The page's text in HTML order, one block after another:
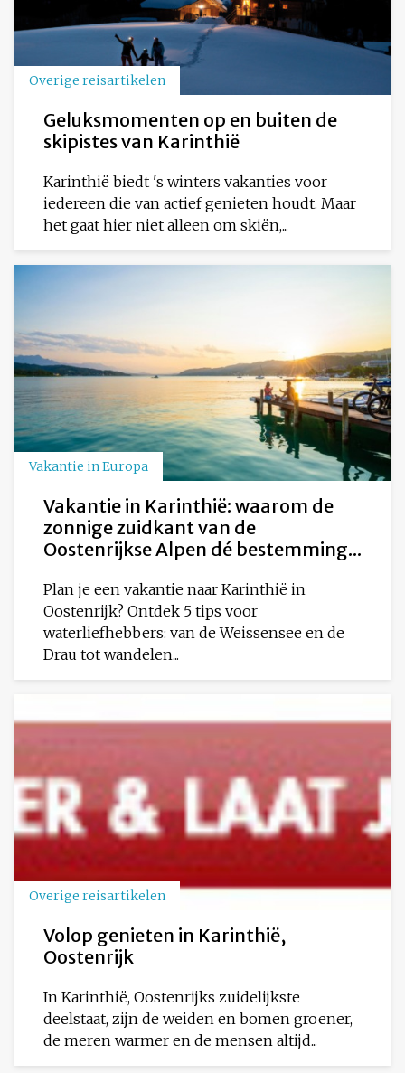
Overige reisartikelen
Geluksmomenten op en buiten de
skipistes van Karinthië
Karinthië biedt 's winters vakanties voor
iedereen die van actief genieten houdt. Maar
het gaat hier niet alleen om skiën,...
Vakantie in Europa
Vakantie in Karinthië: waarom de
zonnige zuidkant van de
Oostenrijkse Alpen dé bestemming...
Plan je een vakantie naar Karinthië in
Oostenrijk? Ontdek 5 tips voor
waterliefhebbers: van de Weissensee en de
Drau tot wandelen...
Overige reisartikelen
Volop genieten in Karinthië,
Oostenrijk
In Karinthië, Oostenrijks zuidelijkste
deelstaat, zijn de weiden en bomen groener,
de meren warmer en de mensen altijd...